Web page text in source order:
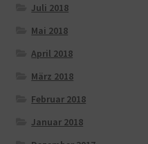
Juli 2018
Mai 2018
April 2018
März 2018
Februar 2018
Januar 2018